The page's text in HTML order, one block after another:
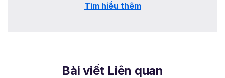
Tìm hiểu thêm
Bài viết Liên quan